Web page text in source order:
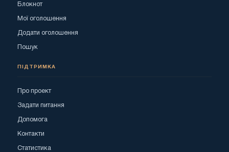
Блокнот
Мої оголошення
Додати оголошення
Пошук
ПІДТРИМКА
Про проект
Задати питання
Допомога
Контакти
Статистика